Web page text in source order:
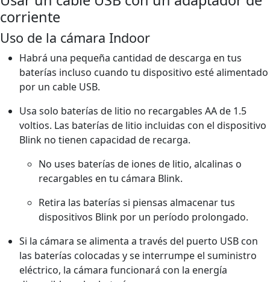
corriente
Uso de la cámara Indoor
Habrá una pequeña cantidad de descarga en tus
baterías incluso cuando tu dispositivo esté alimentado
por un cable USB.
Usa solo baterías de litio no recargables AA de 1.5
voltios. Las baterías de litio incluidas con el dispositivo
Blink no tienen capacidad de recarga.
No uses baterías de iones de litio, alcalinas o
recargables en tu cámara Blink.
Retira las baterías si piensas almacenar tus
dispositivos Blink por un período prolongado.
Si la cámara se alimenta a través del puerto USB con
las baterías colocadas y se interrumpe el suministro
eléctrico, la cámara funcionará con la energía